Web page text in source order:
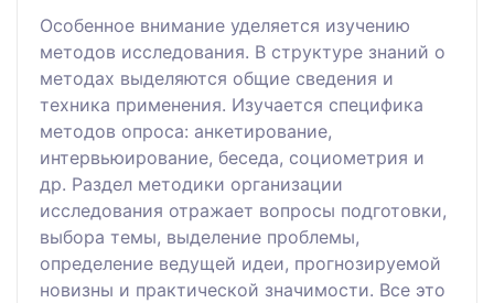
Особенное внимание уделяется изучению
методов исследования. В структуре знаний о
методах выделяются общие сведения и
техника применения. Изучается специфика
методов опроса: анкетирование,
интервьюирование, беседа, социометрия и
др. Раздел методики организации
исследования отражает вопросы подготовки,
выбора темы, выделение проблемы,
определение ведущей идеи, прогнозируемой
новизны и практической значимости. Все это